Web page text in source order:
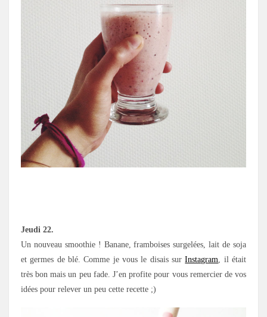
Jeudi 22.
Un nouveau smoothie ! Banane, framboises surgelées, lait de soja
et germes de blé. Comme je vous le disais surInstagram, il était
très bon mais un peu fade. J’en profite pour vous remercier de vos
idées pour relever un peu cette recette ;)